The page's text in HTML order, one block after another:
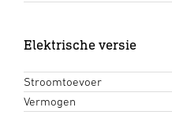
Elektrische versie
Stroomtoevoer
Vermogen